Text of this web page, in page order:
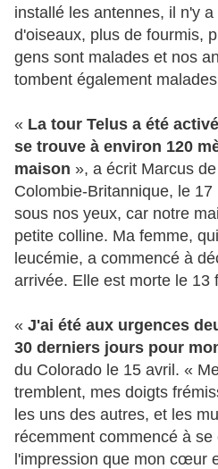
installé les antennes, il n'y
d'oiseaux, plus de fourmis,
gens sont malades et nos
tombent également
« La tour Telus a été
se trouve à environ 120
maison », a écrit Marcus
Colombie-Britannique, le
sous nos yeux, car notre
petite colline. Ma femme,
leucémie, a commencé à
arrivée. Elle est morte le 13
« J'ai été aux urgences
30 derniers jours pour
du Colorado le 15 avril. «
tremblent, mes doigts
les uns des autres, et les
récemment commencé à se
l'impression que mon cœur